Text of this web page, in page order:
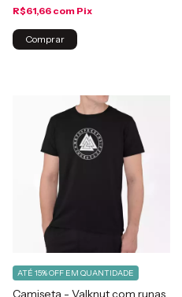
R$61,66 com Pix
Comprar
Camiseta - Valknut com runas
ATÉ 15% OFF EM QUANTIDADE